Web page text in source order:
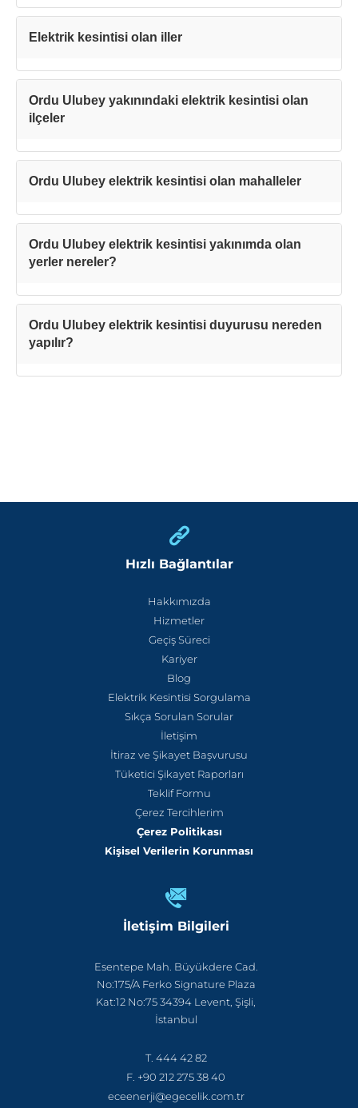
Elektrik kesintisi olan iller
Ordu Ulubey yakınındaki elektrik kesintisi olan
ilçeler
Ordu Ulubey elektrik kesintisi olan mahalleler
Ordu Ulubey elektrik kesintisi yakınımda olan
yerler nereler?
Ordu Ulubey elektrik kesintisi duyurusu nereden
yapılır?
Hızlı Bağlantılar
Hakkımızda
Hizmetler
Geçiş Süreci
Kariyer
Blog
Elektrik Kesintisi Sorgulama
Sıkça Sorulan Sorular
İletişim
İtiraz ve Şikayet Başvurusu
Tüketici Şikayet Raporları
Teklif Formu
Çerez Tercihlerim
Çerez Politikası
Kişisel Verilerin Korunması
İletişim Bilgileri
Esentepe Mah. Büyükdere Cad.
No:175/A Ferko Signature Plaza
Kat:12 No:75 34394 Levent, Şişli,
İstanbul
T. 444 42 82
F. +90 212 275 38 40
eceenerji@egecelik.com.tr